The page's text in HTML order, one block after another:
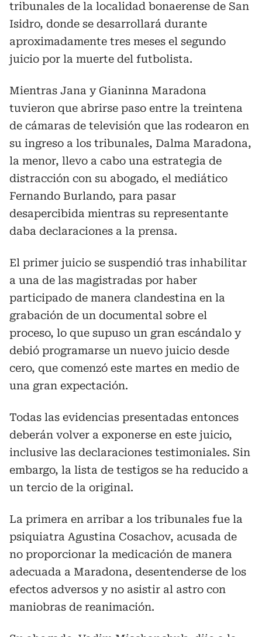
tribunales de la localidad bonaerense de San
Isidro, donde se desarrollará durante
aproximadamente tres meses el segundo
juicio por la muerte del futbolista.
Mientras Jana y Gianinna Maradona
tuvieron que abrirse paso entre la treintena
de cámaras de televisión que las rodearon en
su ingreso a los tribunales, Dalma Maradona,
la menor, llevo a cabo una estrategia de
distracción con su abogado, el mediático
Fernando Burlando, para pasar
desapercibida mientras su representante
daba declaraciones a la prensa.
El primer juicio se suspendió tras inhabilitar
a una de las magistradas por haber
participado de manera clandestina en la
grabación de un documental sobre el
proceso, lo que supuso un gran escándalo y
debió programarse un nuevo juicio desde
cero, que comenzó este martes en medio de
una gran expectación.
Todas las evidencias presentadas entonces
deberán volver a exponerse en este juicio,
inclusive las declaraciones testimoniales. Sin
embargo, la lista de testigos se ha reducido a
un tercio de la original.
La primera en arribar a los tribunales fue la
psiquiatra Agustina Cosachov, acusada de
no proporcionar la medicación de manera
adecuada a Maradona, desentenderse de los
efectos adversos y no asistir al astro con
maniobras de reanimación.